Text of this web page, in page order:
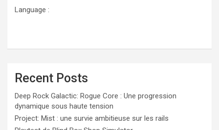
Language :
Recent Posts
Deep Rock Galactic: Rogue Core : Une progression
dynamique sous haute tension
Project: Mist : une survie ambitieuse sur les rails